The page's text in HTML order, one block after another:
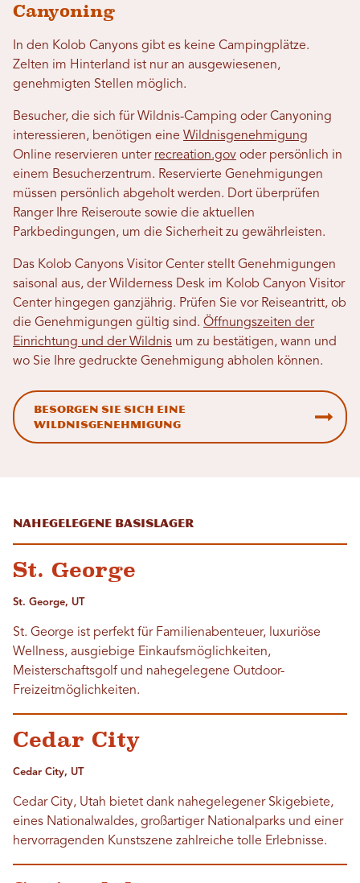
Canyoning
In den Kolob Canyons gibt es keine Campingplätze.
Zelten im Hinterland ist nur an ausgewiesenen,
genehmigten Stellen möglich.
Besucher, die sich für Wildnis-Camping oder Canyoning
interessieren, benötigen eine Wildnisgenehmigung
Online reservieren unter recreation.gov oder persönlich in
einem Besucherzentrum. Reservierte Genehmigungen
müssen persönlich abgeholt werden. Dort überprüfen
Ranger Ihre Reiseroute sowie die aktuellen
Parkbedingungen, um die Sicherheit zu gewährleisten.
Das Kolob Canyons Visitor Center stellt Genehmigungen
saisonal aus, der Wilderness Desk im Kolob Canyon Visitor
Center hingegen ganzjährig. Prüfen Sie vor Reiseantritt, ob
die Genehmigungen gültig sind. Öffnungszeiten der
Einrichtung und der Wildnis um zu bestätigen, wann und
wo Sie Ihre gedruckte Genehmigung abholen können.
Besorgen Sie sich eine
Wildnisgenehmigung
Nahegelegene Basislager
St. George
St. George, UT
St. George ist perfekt für Familienabenteuer, luxuriöse
Wellness, ausgiebige Einkaufsmöglichkeiten,
Meisterschaftsgolf und nahegelegene Outdoor-
Freizeitmöglichkeiten.
Cedar City
Cedar City, UT
Cedar City, Utah bietet dank nahegelegener Skigebiete,
eines Nationalwaldes, großartiger Nationalparks und einer
hervorragenden Kunstszene zahlreiche tolle Erlebnisse.